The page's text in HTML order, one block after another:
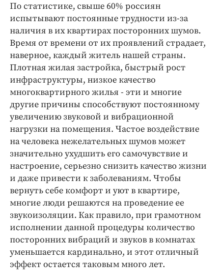
Экономика и бизнес
ПРОЕКТЫ
Блоги
Издания
Медиаперсона
Интересное чтиво
Клиника года
Бренд года
Работодатель года
По статистике, свыше 60% россиян
испытывают постоянные трудности из-за
наличия в их квартирах посторонних шумов.
Время от времени от их проявлений страдает,
наверное, каждый житель нашей страны.
Плотная жилая застройка, быстрый рост
инфраструктуры, низкое качество
многоквартирного жилья - эти и многие
другие причины способствуют постоянному
увеличению звуковой и вибрационной
нагрузки на помещения. Частое воздействие
на человека нежелательных шумов может
значительно ухудшить его самочувствие и
настроение, серьезно снизить качество жизни
и даже привести к заболеваниям. Чтобы
вернуть себе комфорт и уют в квартире,
многие люди решаются на проведение ее
звукоизоляции. Как правило, при грамотном
исполнении данной процедуры количество
посторонних вибраций и звуков в комнатах
уменьшается кардинально, и этот отличный
эффект остается таковым много лет.